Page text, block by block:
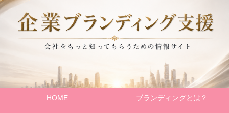
HOME ブランディングとは？